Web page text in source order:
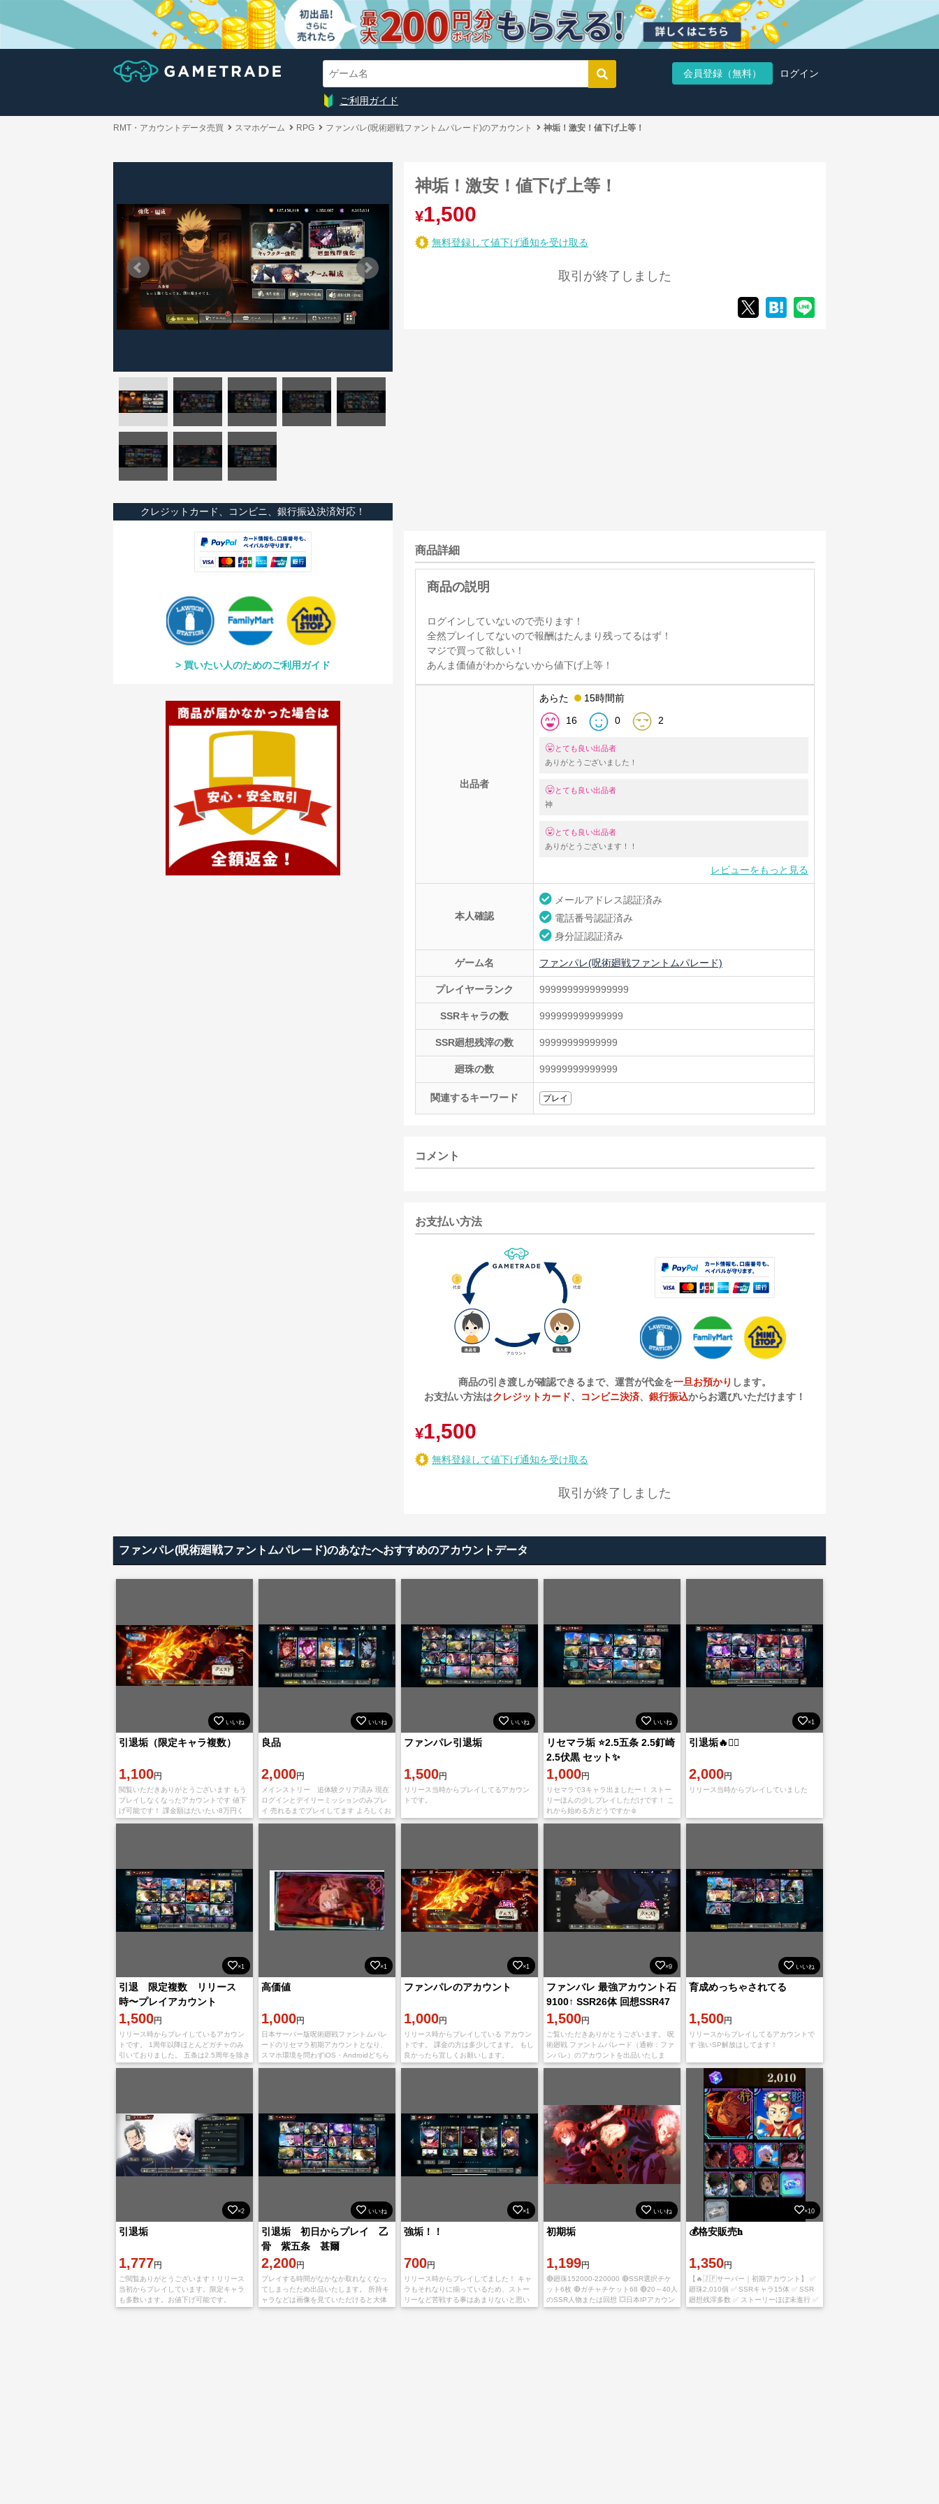
会員登録（無料） ログイン
ご利用ガイド
RMT・アカウントデータ売買 スマホゲーム RPG ファンパレ(呪術廻戦ファントムパレード)のアカウント 神垢！激安！値下げ上等！
クレジットカード、コンビニ、銀行振込決済対応！
買いたい人のためのご利用ガイド
神垢！激安！値下げ上等！
¥1,500
無料登録して値下げ通知を受け取る
取引が終了しました
商品詳細
ログインしていないので売ります！
全然プレイしてないので報酬はたんまり残ってるはず！
マジで買って欲しい！
あんま価値がわからないから値下げ上等！
出品者
あらた 15時間前
16 0 2
とても良い出品者
ありがとうございました！
とても良い出品者
神
とても良い出品者
ありがとうございます！！
レビューをもっと見る
本人確認
メールアドレス認証済み
電話番号認証済み
身分証認証済み
ゲーム名 ファンパレ(呪術廻戦ファントムパレード)
プレイヤーランク 9999999999999999
SSRキャラの数 999999999999999
SSR廻想残滓の数 99999999999999
廻珠の数 99999999999999
関連するキーワード プレイ
コメント
お支払い方法
商品の引き渡しが確認できるまで、運営が代金を一旦お預かり します。
お支払い方法はクレジットカード、 コンビニ決済、 銀行振込からお選びいただけます！
¥1,500
無料登録して値下げ通知を受け取る
取引が終了しました
ファンパレ(呪術廻戦ファントムパレード)のあなたへおすすめのアカウントデータ
いいね
引退垢（限定キャラ複数）
1,100円
閲覧いただきありがとうございます もう
プレイしなくなったアカウントです 値下
げ可能です！ 課金額はだいたい8万円く
らいです キャラクターは画像をご確認く
いいね
良品
2,000円
メインストリー 追体験クリア済み 現在
ログインとデイリーミッションのみプレ
イ 売れるまでプレイしてます よろしくお
願いします
いいね
ファンパレ引退垢
1,500円
リリース当時からプレイしてるアカウン
トです。
いいね
リセマラ垢 ⭐️2.5五条 2.5釘崎
2.5伏黒 セット✨
1,000円
リセマラで3キャラ出ましたー！ ストー
リーほんの少しプレイしただけです！ こ
れから始める方どうですか☺️
×1
引退垢🔥❤️‍🔥
2,000円
リリース当時からプレイしていました
×1
引退 限定複数 リリース
時〜プレイアカウント
1,500円
リリース時からプレイしているアカウン
トです。 1周年以降ほとんどガチャのみ
引いておりました。 五条は2.5周年を除き
コンプしております。 限定キャラ複数お
×1
高価値
1,000円
日本サーバー版呪術廻戦ファントムパレ
ードのリセマラ初期アカウントとなり、
スマホ環境を問わずiOS・Androidどちら
でも快適にプレイできます。 全てのアカ
×1
ファンパレのアカウント
1,000円
リリース時からプレイしている アカウン
トです。 課金の方は多少してます。 もし
良かったら宜しくお願いします。
×9
ファンバレ 最強アカウント石
9100↑ SSR26体 回想SSR47
枚 ストーリーほぼクリア
1,500円
ご覧いただきありがとうございます。 呪
術廻戦 ファントムパレード（通称：ファ
ンバレ）のアカウントを出品いたしま
す。 プレイ時間が取れなくなったため、
いいね
育成めっちゃされてる
1,500円
リリースからプレイしてるアカウントで
す 強いSP解放はしてます！
×2
引退垢
1,777円
ご閲覧ありがとうございます！リリース
当初からプレイしています。限定キャラ
も多数います。お値下げ可能です。
いいね
引退垢 初日からプレイ 乙
骨 紫五条 甚爾
2,200円
プレイする時間がなかなか取れなくなっ
てしまったため出品いたします。 所持キ
ャラなどは画像を見ていただけると大体
わかるかと思います。 何か質問などあれ
×1
強垢！！
700円
リリース時からプレイしてました！ キャ
ラもそれなりに揃っているため、ストー
リーなど苦戦する事はあまりないと思い
ます！ 気になった方はコメントしてくだ
いいね
初期垢
1,199円
🔴廻珠152000-220000 🔴SSR選択チケ
ット6枚 🔴ガチャチケット68 🔴20～40人
のSSR人物または回想 💥日本IPアカウン
ト 💥即時対応。コメントなし直接購入OK
×10
💰格安販売𝐡
1,350円
【🔥🇯🇵サーバー｜初期アカウント】 ✅
廻珠2,010個 ✅ SSRキャラ15体 ✅ SSR
廻想残滓多数 ✅ ストーリーほぼ未進行 ✅
完全育成自由 【主な所持キャラ】 ★フー